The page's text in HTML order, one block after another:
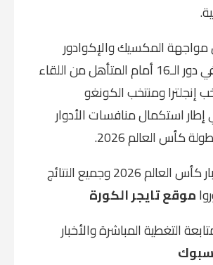
مواجهة المكسيك والإكوادور
مواجهة قوية في دور الـ16 أمام المتأهل من اللقاء
إنجلترا ومنتخب الكونغو
إطار استكمال منافسات الأدوار
كأس العالم 2026.
ولمتابعة آخر أخبار كأس العالم 2026 وجميع النتائج
موقع تايجر الكورة
التغطية المباشرة والأخبار